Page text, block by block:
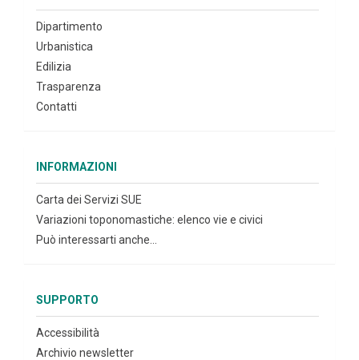
Dipartimento
Urbanistica
Edilizia
Trasparenza
Contatti
INFORMAZIONI
Carta dei Servizi SUE
Variazioni toponomastiche: elenco vie e civici
Può interessarti anche...
SUPPORTO
Accessibilità
Archivio newsletter